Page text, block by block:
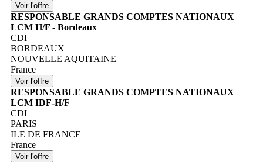
RESPONSABLE GRANDS COMPTES NATIONAUX
LCM H/F - Bordeaux
CDI
BORDEAUX
NOUVELLE AQUITAINE
France
RESPONSABLE GRANDS COMPTES NATIONAUX
LCM IDF-H/F
CDI
PARIS
ILE DE FRANCE
France